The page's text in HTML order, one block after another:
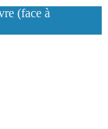
(face à